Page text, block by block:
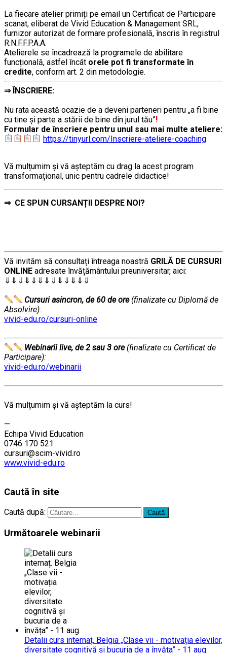
La fiecare atelier primiți pe email un Certificat de Participare
scanat, eliberat de Vivid Education & Management SRL,
furnizor autorizat de formare profesională, înscris în registrul
R.N.F.F.P.A.A.
Atelierele se încadrează la programele de abilitare
funcțională, astfel încât orele pot fi transformate în
credite, conform art. 2 din metodologie.
⇒ÎNSCRIERE:
Nu rata această ocazie de a deveni parteneri pentru „a fi bine
cu tine și parte a stării de bine din jurul tău”!
Formular de înscriere pentru unul sau mai multe ateliere:
https://tinyurl.com/Inscriere-ateliere-coaching
Vă mulțumim şi vă aşteptăm cu drag la acest program
transformațional, unic pentru cadrele didactice!
⇒ CE SPUN CURSANȚII DESPRE NOI?
Vă invităm să consultați întreaga noastră GRILĂ DE CURSURI
ONLINE adresate învățământului preuniversitar, aici:
⇓⇓⇓⇓⇓⇓⇓⇓⇓⇓⇓⇓⇓
Cursuri asincron, de 60 de ore (finalizate cu Diplomă de
Absolvire):
vivid-edu.ro/cursuri-online
Webinarii live, de 2 sau 3 ore (finalizate cu Certificat de
Participare):
vivid-edu.ro/webinarii
Vă mulțumim și vă aşteptăm la curs!
—
Echipa Vivid Education
0746 170 521
cursuri@scim-vivid.ro
www.vivid-edu.ro
Caută în site
Caută după:
Următoarele webinarii
Detalii curs internaț. Belgia „Clase vii - motivația elevilor,
diversitate cognitivă și bucuria de a învăța” - 11 aug.